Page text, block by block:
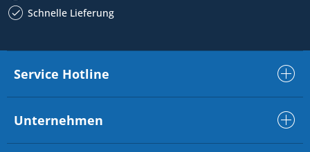
Schnelle Lieferung
Service Hotline
Unternehmen